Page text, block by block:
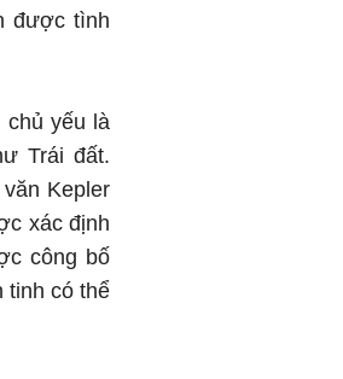
được tình
chủ yếu là
Trái đất.
Kepler
xác định
công bố
tinh có thể